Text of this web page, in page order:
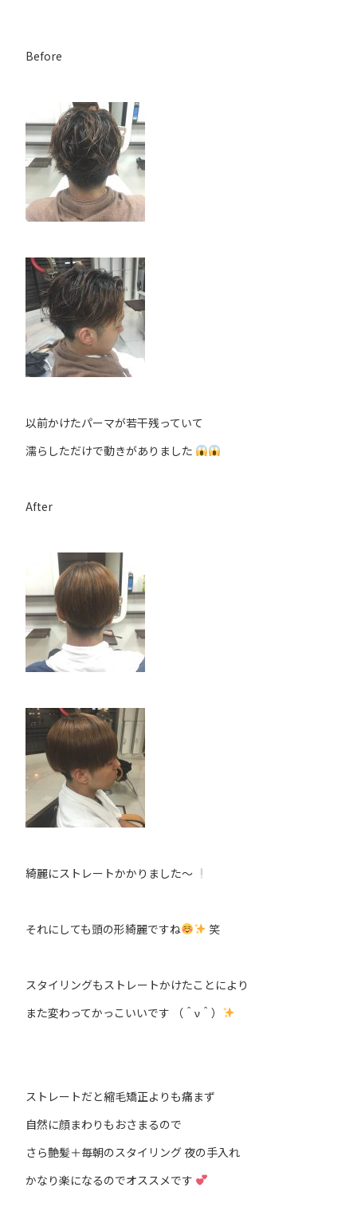
Before
以前かけたパーマが若干残っていて
濡らしただけで動きがありました
After
綺麗にストレートかかりました〜
それにしても頭の形綺麗ですね 笑
スタイリングもストレートかけたことにより
また変わってかっこいいです （＾ν＾）
ストレートだと縮毛矯正よりも痛まず
自然に顔まわりもおさまるので
さら艶髪＋毎朝のスタイリング 夜の手入れ
かなり楽になるのでオススメです